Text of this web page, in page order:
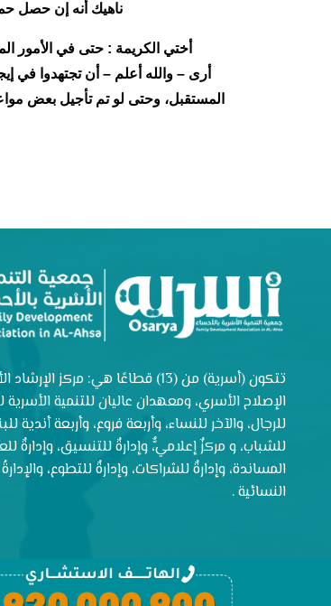
ناهيك أنه إن حصل
أختي الكريمة : حتى في الأمور
أرى – والله أعلم – أن تجتهدوا في
المستقبل، وحتى لو تم تأجيل بعض
تتكون (أسرية) من (13) قطاعًا هي: مركز
الإصلاح الأسري، ومعهدان عاليان للتنمية الأسرية
للرجال، والآخر للنساء، وأربعة فروع، وأربعة أندية
للشباب، و مركزٌ إعلاميٌّ، وإدارةٌ للتنسيق، وإدارةٌ
المساندة، وإدارةٌ للشراكات، وإدارةٌ للتطوع، والإدارةُ
النسائية .